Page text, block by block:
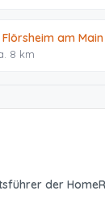
am Main
8 km
der